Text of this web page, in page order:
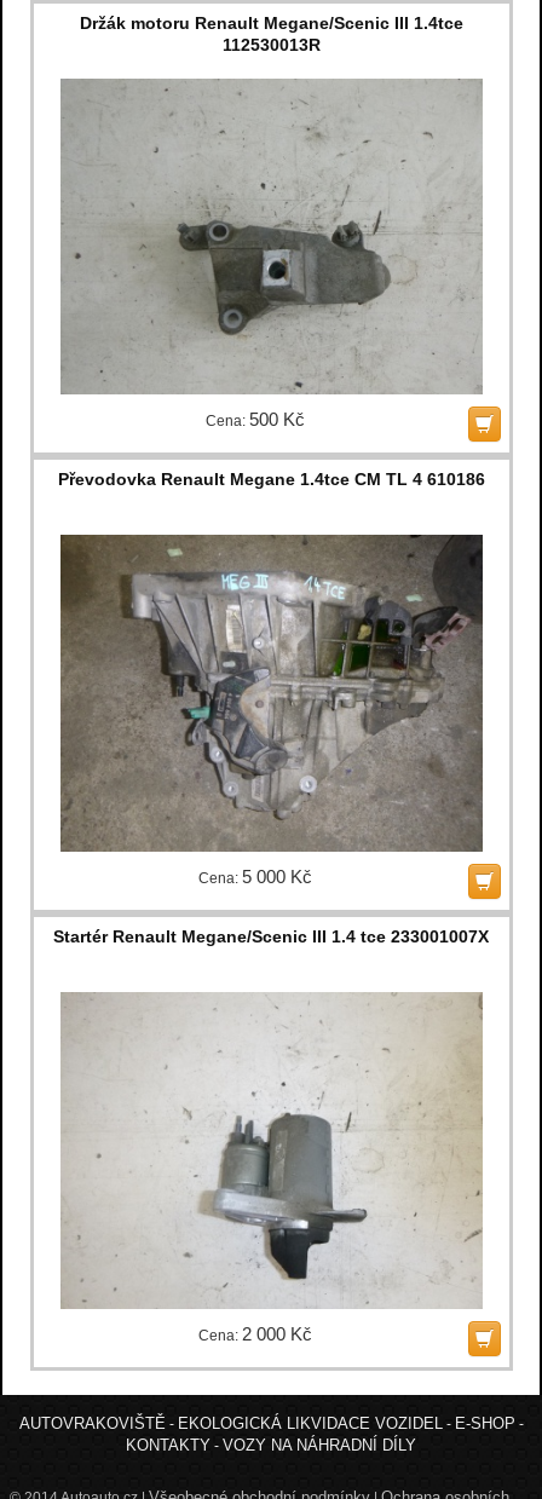
Držák motoru Renault Megane/Scenic III 1.4tce
112530013R
Cena: 500 Kč
Převodovka Renault Megane 1.4tce CM TL 4 610186
Cena: 5 000 Kč
Startér Renault Megane/Scenic III 1.4 tce 233001007X
Cena: 2 000 Kč
AUTOVRAKOVIŠTĚ - EKOLOGICKÁ LIKVIDACE VOZIDEL - E-SHOP -
KONTAKTY - VOZY NA NÁHRADNÍ DÍLY